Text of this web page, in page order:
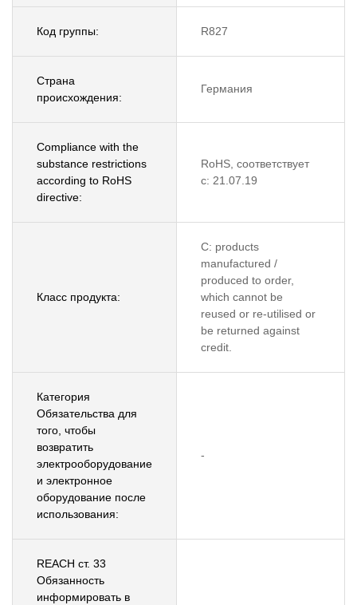
Код группы: R827
Страна
происхождения:
Германия
Compliance with the
substance restrictions
according to RoHS
directive:
RoHS, соответствует
с: 21.07.19
Класс продукта:
C: products
manufactured /
produced to order,
which cannot be
reused or re-utilised or
be returned against
credit.
Категория
Обязательства для
того, чтобы
возвратить
электрооборудование
и электронное
оборудование после
использования:
-
REACH ст. 33
Обязанность
информировать в